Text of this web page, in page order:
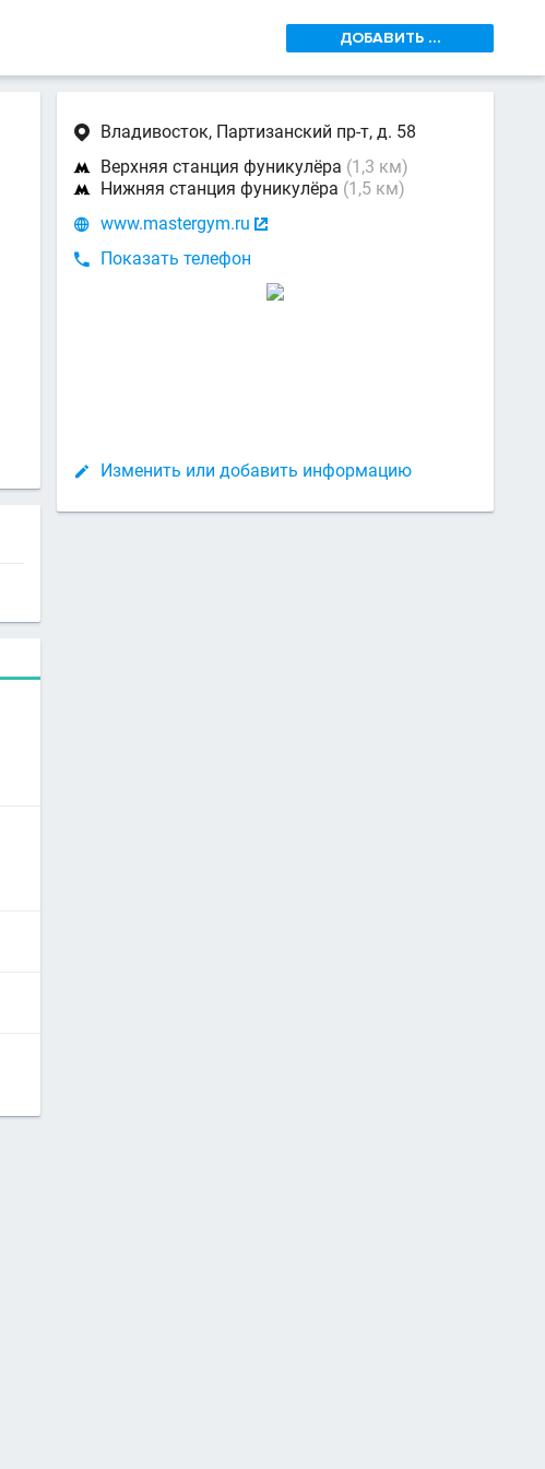
ДОБАВИТЬ ...
 Владивосток, Партизанский пр-т, д. 58
 Верхняя станция фуникулёра (1,3 км)
 Нижняя станция фуникулёра (1,5 км)
 www.mastergym.ru 

Показать телефон
 Изменить или добавить информацию